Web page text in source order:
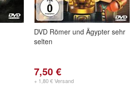
DVD Römer und Ägypter sehr
selten
7,50 €
+ 1,80 € Versand